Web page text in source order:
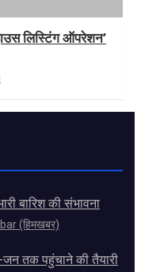
लिस्टिंग ऑपरेशन’
बारिश की संभावना
(हिमखबर)
जन तक पहुंचाने की तैयारी